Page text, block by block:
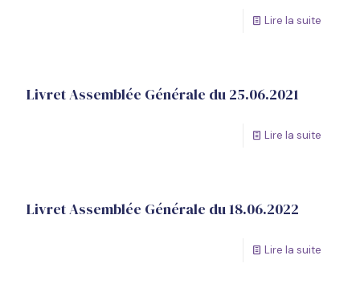
Lire la suite
Livret Assemblée Générale du 25.06.2021
Lire la suite
Livret Assemblée Générale du 18.06.2022
Lire la suite